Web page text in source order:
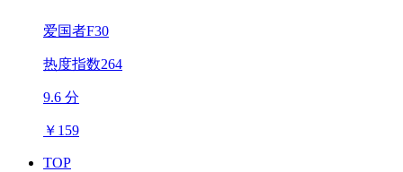
爱国者F30
热度指数264
9.6 分
￥ 159
TOP